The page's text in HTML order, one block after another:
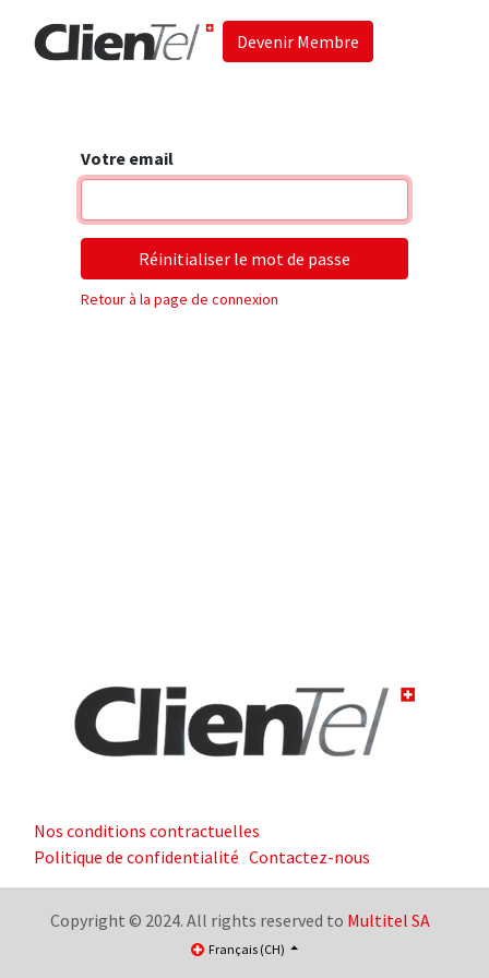
Devenir Membre
Votre email
Réinitialiser le mot de passe
Retour à la page de connexion
Nos conditions contractuelles
Politique de confidentialité Contactez-nous
Copyright © 2024. All rights reserved to Multitel SA
Français (CH)